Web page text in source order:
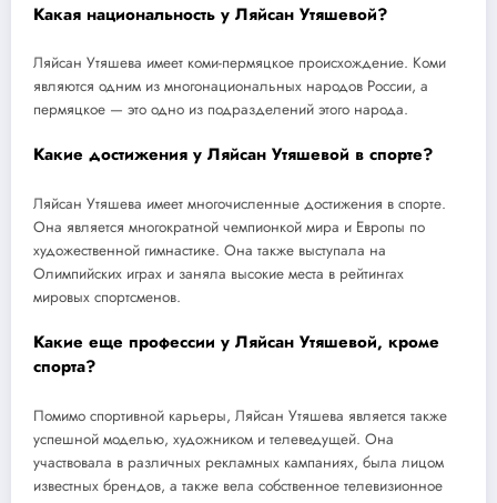
Какая национальность у Ляйсан Утяшевой?
Ляйсан Утяшева имеет коми-пермяцкое происхождение. Коми
являются одним из многонациональных народов России, а
пермяцкое — это одно из подразделений этого народа.
Какие достижения у Ляйсан Утяшевой в спорте?
Ляйсан Утяшева имеет многочисленные достижения в спорте.
Она является многократной чемпионкой мира и Европы по
художественной гимнастике. Она также выступала на
Олимпийских играх и заняла высокие места в рейтингах
мировых спортсменов.
Какие еще профессии у Ляйсан Утяшевой, кроме
спорта?
Помимо спортивной карьеры, Ляйсан Утяшева является также
успешной моделью, художником и телеведущей. Она
участвовала в различных рекламных кампаниях, была лицом
известных брендов, а также вела собственное телевизионное